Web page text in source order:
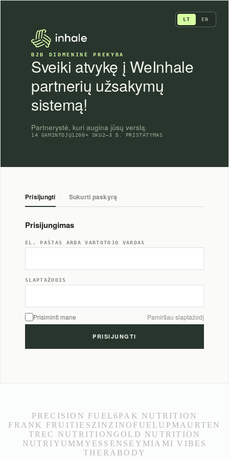
LT EN
B2B DIDMENINĖ PREKYBA
Sveiki atvykę į WeInhale
partnerių užsakymų
sistemą!
Partnerystė, kuri augina jūsų verslą.
14 GAMINTOJŲ1200+ SKU2–3 D. PRISTATYMAS
Prisijungti Sukurti paskyrą
Prisijungimas
EL. PAŠTAS ARBA VARTOTOJO VARDAS
SLAPTAŽODIS
Prisiminti mane Pamiršau slaptažodį
PRECISION FUEL 6PAK NUTRITION
FRANK FRUITIES ZINZINO FUELUP MAURTEN
TREC NUTRITIONGOLD NUTRITION
NUTRIYUMMY ESSENSEY MIAMI VIBES
THERABODY